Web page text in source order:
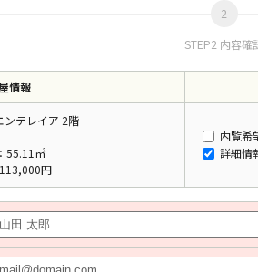
STEP2 内容確
情報
テレイア 2階
55.11㎡
円
内覧希
詳細情